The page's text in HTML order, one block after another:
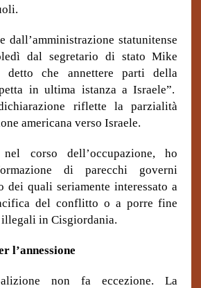
dall’amministrazione statunitense
dal segretario di stato Mike
detto che annettere parti della
in ultima istanza a Israele”.
riflette la parzialità
americana verso Israele.
corso dell’occupazione, ho
di parecchi governi
dei quali seriamente interessato a
del conflitto o a porre fine
in Cisgiordania.
l’annessione
non fa eccezione. La